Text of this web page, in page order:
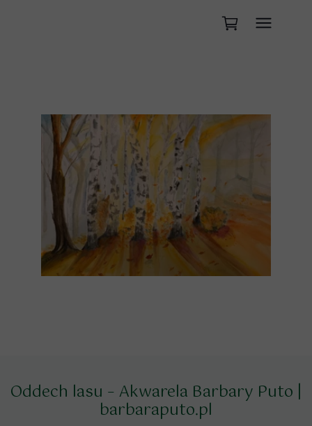
Oddech lasu – Akwarela Barbary Puto |
barbaraputo.pl